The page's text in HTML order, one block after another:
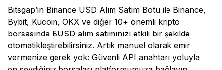
Bitsgap’in Binance USD Alım Satım Botu ile Binance,
Bybit, Kucoin, OKX ve diğer 10+ önemli kripto
borsasında BUSD alım satımınızı etkili bir şekilde
otomatikleştirebilirsiniz. Artık manuel olarak emir
vermenize gerek yok: Güvenli API anahtarı yoluyla